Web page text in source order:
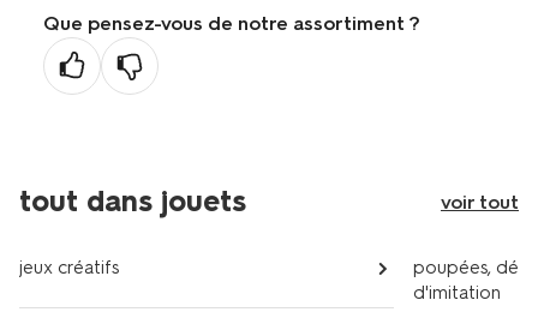
Que pensez-vous de notre assortiment ?
tout dans jouets voir tout
jeux créatifs
poupées,
d'imitation